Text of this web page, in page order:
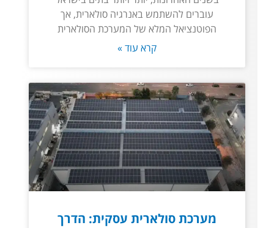
עוברים להשתמש באנרגיה סולארית, אך
הפוטנציאל המלא של המערכת הסולארית
קרא עוד »
מערכת סולארית עסקית: הדרך